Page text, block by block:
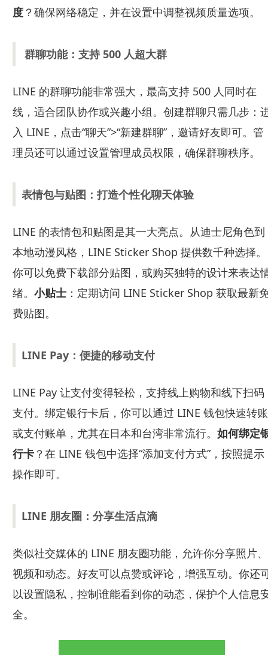
度？确保网络稳定，并在设置中调整视频质量选项。
群聊功能：支持 500 人超大群
LINE 的群聊功能非常强大，最高支持 500 人同时在
线，适合团队协作或兴趣小组。创建群聊只需几步：
入 LINE，点击“聊天”>“新建群聊”，邀请好友即可。管
理员还可以通过设置管理成员权限，确保群聊秩序。
表情包与贴图：打造个性化聊天体验
LINE 的表情包和贴图是其一大亮点。从迪士尼角色到
本地动漫风格，LINE Sticker Shop 提供数千种选择。
你可以免费下载部分贴图，或购买独特的设计来表达
绪。 小贴士：定期访问 LINE Sticker Shop 获取最新
费贴图。
LINE Pay：便捷的移动支付
LINE Pay 让支付变得轻松，支持线上购物和线下扫码
支付。绑定银行卡后，你可以通过 LINE 钱包快速转账
或支付账单，尤其在日本和台湾非常流行。 如何绑定
行卡？在 LINE 钱包中选择“添加支付方式”，按照提示
操作即可。
LINE 朋友圈：分享生活点滴
类似社交媒体的 LINE 朋友圈功能，允许你分享照片、
视频和动态。好友可以点赞或评论，增强互动。你还
以设置隐私，控制谁能看到你的动态，保护个人信息
全。